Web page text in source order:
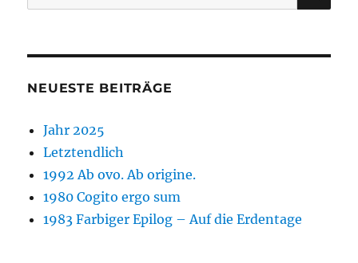
nach:
NEUESTE BEITRÄGE
Jahr 2025
Letztendlich
1992 Ab ovo. Ab origine.
1980 Cogito ergo sum
1983 Farbiger Epilog – Auf die Erdentage